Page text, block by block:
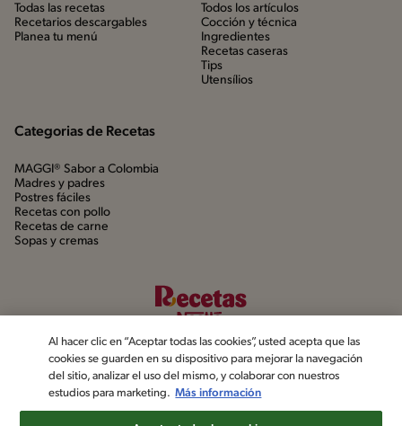
Todas las recetas
Recetarios descargables
Planea tu menú
Todos los artículos
Cocción y técnica
Ingredientes
Recetas caseras
Tips
Utensílios
Categorias de Recetas
MAGGI® Sabor a Colombia
Madres y padres
Postres fáciles
Recetas con pollo
Recetas de carne
Sopas y cremas
©2022, Nestlé. Marcas registradas por Société dels Produits Nestlé,
Al hacer clic en “Aceptar todas las cookies”, usted acepta que las
cookies se guarden en su dispositivo para mejorar la navegación
del sitio, analizar el uso del mismo, y colaborar con nuestros
estudios para marketing. Más información